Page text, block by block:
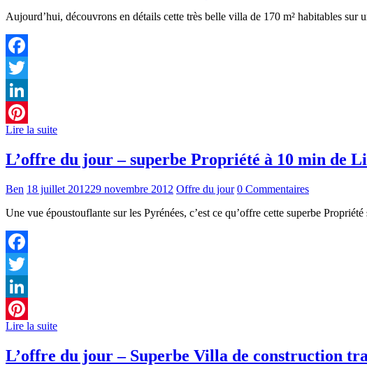
Aujourd’hui, découvrons en détails cette très belle villa de 170 m² habitables
Facebook
Twitter
LinkedIn
Pinterest
Lire la suite
L’offre du jour – superbe Propriété à 10 min de
Ben 18 juillet 201229 novembre 2012 Offre du jour 0 Commentaires
Une vue époustouflante sur les Pyrénées, c’est ce qu’offre cette superbe
Facebook
Twitter
LinkedIn
Pinterest
Lire la suite
L’offre du jour – Superbe Villa de construction